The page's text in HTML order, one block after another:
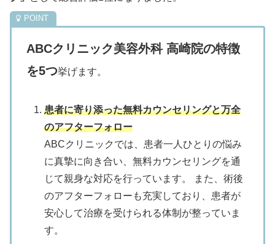
ABCクリニック美容外科 高崎院の特徴
を5つ挙げます。
患者に寄り添った無料カウンセリングと万全
のアフターフォロー
ABCクリニックでは、患者一人ひとりの悩み
に真摯に向き合い、無料カウンセリングを通
じて親身な対応を行っています。
また、術後
のアフターフォローも充実しており、患者が
安心して治療を受けられる体制が整っていま
す。